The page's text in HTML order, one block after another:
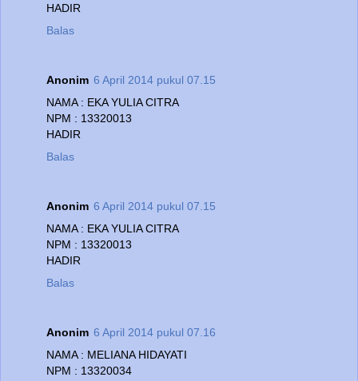
HADIR
Balas
Anonim 6 April 2014 pukul 07.15
NAMA : EKA YULIA CITRA
NPM : 13320013
HADIR
Balas
Anonim 6 April 2014 pukul 07.15
NAMA : EKA YULIA CITRA
NPM : 13320013
HADIR
Balas
Anonim 6 April 2014 pukul 07.16
NAMA : MELIANA HIDAYATI
NPM : 13320034